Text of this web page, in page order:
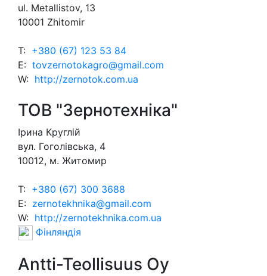
ul. Metallistov, 13
10001 Zhitomir
T: +380 (67) 123 53 84
E: tovzernotokagro@gmail.com
W: http://zernotok.com.ua
ТОВ "Зернотехніка"
Ірина Круглій
вул. Гоголівська, 4
10012, м. Житомир
T: +380 (67) 300 3688
E: zernotekhnika@gmail.com
W: http://zernotekhnika.com.ua
Фінляндія
Antti-Teollisuus Oy